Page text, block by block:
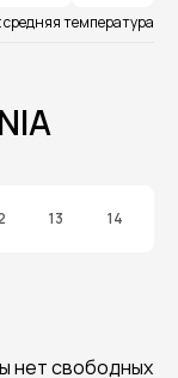
температура
13 14
нет свободных